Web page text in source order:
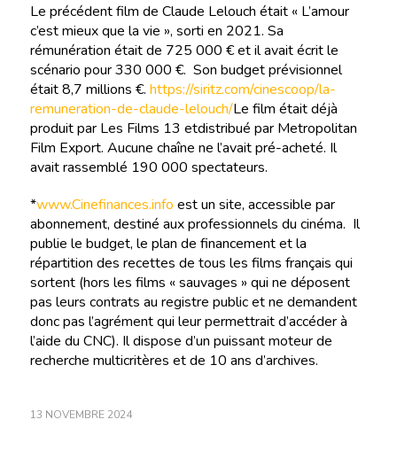
Le précédent film de Claude Lelouch était « L’amour
c’est mieux que la vie », sorti en 2021. Sa
rémunération était de 725 000 € et il avait écrit le
scénario pour 330 000 €. Son budget prévisionnel
était 8,7 millions €. https://siritz.com/cinescoop/la-
remuneration-de-claude-lelouch/Le film était déjà
produit par Les Films 13 etdistribué par Metropolitan
Film Export. Aucune chaîne ne l’avait pré-acheté. Il
avait rassemblé 190 000 spectateurs.
*www.Cinefinances.info est un site, accessible par
abonnement, destiné aux professionnels du cinéma. Il
publie le budget, le plan de financement et la
répartition des recettes de tous les films français qui
sortent (hors les films « sauvages » qui ne déposent
pas leurs contrats au registre public et ne demandent
donc pas l’agrément qui leur permettrait d’accéder à
l’aide du CNC). Il dispose d’un puissant moteur de
recherche multicritères et de 10 ans d’archives.
13 NOVEMBRE 2024